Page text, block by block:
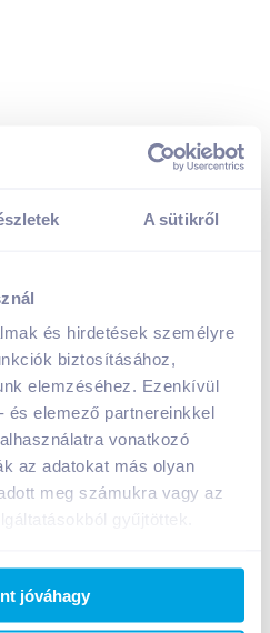
A sütikről
és hirdetések személyre
biztosításához,
elemzéséhez. Ezenkívül
és elemező partnereinkkel
vonatkozó
az adatokat más olyan
meg számukra vagy az
jóváhagy
g étcsokoládéval
Ft /
228Ft / db(18% áfa)
Kosárba
= 20 db
a kosárba
Értesíts, ha olcsóbb!